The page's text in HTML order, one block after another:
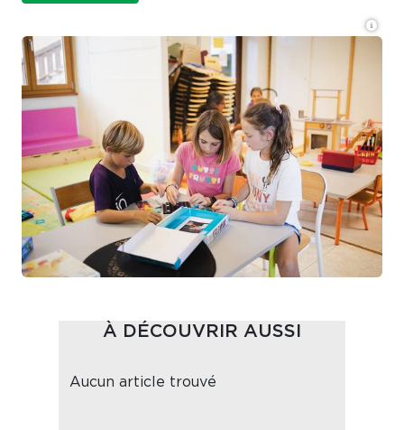
À DÉCOUVRIR AUSSI
Aucun article trouvé